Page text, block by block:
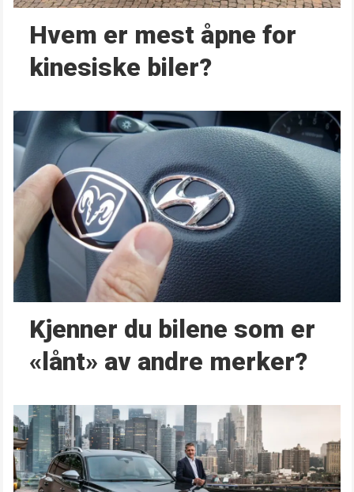
Hvem er mest åpne for
kinesiske biler?
Kjenner du bilene som er
«lånt» av andre merker?